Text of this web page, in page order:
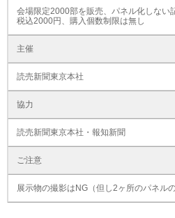
会場限定2000部を販売、パネル化しない
税込2000円、購入個数制限は無し
主催
読売新聞東京本社
協力
読売新聞東京本社・報知新聞
ご注意
展示物の撮影はNG（但し2ヶ所のパネル